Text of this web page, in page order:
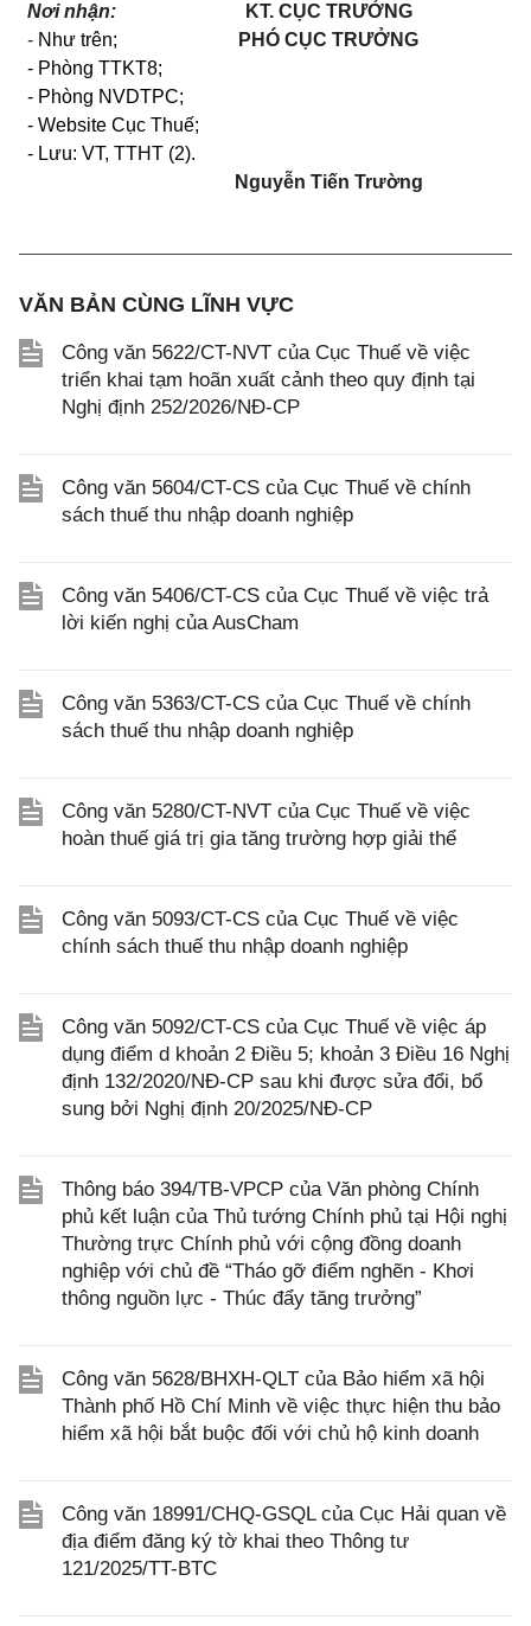
Nơi nhận:
- Như trên;
- Phòng TTKT8;
- Phòng NVDTPC;
- Website Cục Thuế;
- Lưu: VT, TTHT (2).
KT. CỤC TRƯỞNG
PHÓ CỤC TRƯỞNG
Nguyễn Tiến Trường
VĂN BẢN CÙNG LĨNH VỰC
Công văn 5622/CT-NVT của Cục Thuế về việc
triển khai tạm hoãn xuất cảnh theo quy định tại
Nghị định 252/2026/NĐ-CP
Công văn 5604/CT-CS của Cục Thuế về chính
sách thuế thu nhập doanh nghiệp
Công văn 5406/CT-CS của Cục Thuế về việc trả
lời kiến nghị của AusCham
Công văn 5363/CT-CS của Cục Thuế về chính
sách thuế thu nhập doanh nghiệp
Công văn 5280/CT-NVT của Cục Thuế về việc
hoàn thuế giá trị gia tăng trường hợp giải thể
Công văn 5093/CT-CS của Cục Thuế về việc
chính sách thuế thu nhập doanh nghiệp
Công văn 5092/CT-CS của Cục Thuế về việc áp
dụng điểm d khoản 2 Điều 5; khoản 3 Điều 16 Nghị
định 132/2020/NĐ-CP sau khi được sửa đổi, bổ
sung bởi Nghị định 20/2025/NĐ-CP
Thông báo 394/TB-VPCP của Văn phòng Chính
phủ kết luận của Thủ tướng Chính phủ tại Hội nghị
Thường trực Chính phủ với cộng đồng doanh
nghiệp với chủ đề “Tháo gỡ điểm nghẽn - Khơi
thông nguồn lực - Thúc đẩy tăng trưởng”
Công văn 5628/BHXH-QLT của Bảo hiểm xã hội
Thành phố Hồ Chí Minh về việc thực hiện thu bảo
hiểm xã hội bắt buộc đối với chủ hộ kinh doanh
Công văn 18991/CHQ-GSQL của Cục Hải quan về
địa điểm đăng ký tờ khai theo Thông tư
121/2025/TT-BTC